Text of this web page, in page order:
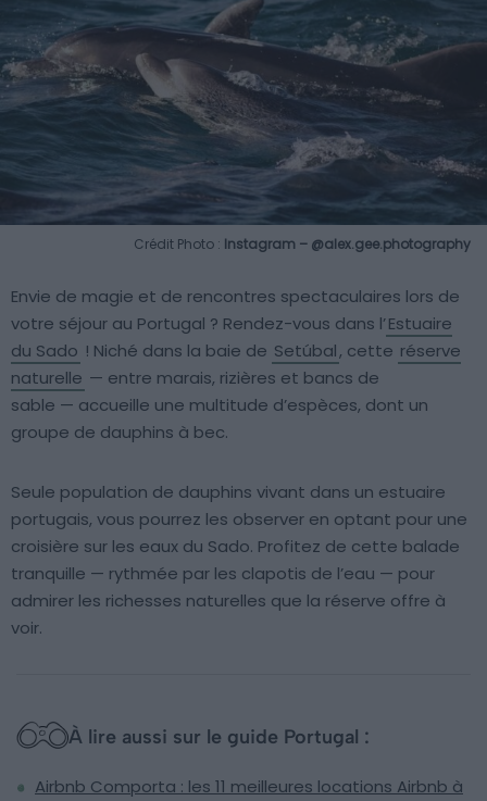
Crédit Photo : Instagram – @alex.gee.photography
Envie de magie et de rencontres spectaculaires lors de
votre séjour au Portugal ? Rendez-vous dans l’Estuaire
du Sado ! Niché dans la baie de Setúbal, cette réserve
naturelle — entre marais, rizières et bancs de
sable — accueille une multitude d’espèces, dont un
groupe de dauphins à bec.
Seule population de dauphins vivant dans un estuaire
portugais, vous pourrez les observer en optant pour une
croisière sur les eaux du Sado. Profitez de cette balade
tranquille — rythmée par les clapotis de l’eau — pour
admirer les richesses naturelles que la réserve offre à
voir.
À lire aussi sur le guide Portugal :
Airbnb Comporta : les 11 meilleures locations Airbnb à